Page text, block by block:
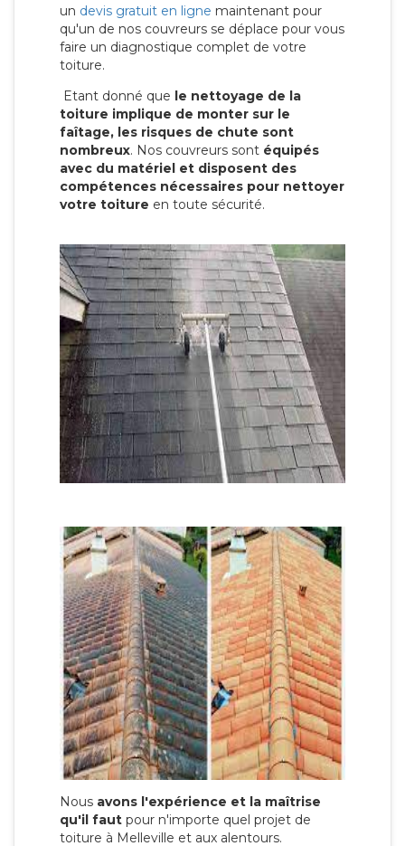
un devis gratuit en ligne maintenant pour
qu'un de nos couvreurs se déplace pour vous
faire un diagnostique complet de votre
toiture.
Etant donné que le nettoyage de la
toiture implique de monter sur le
faîtage, les risques de chute sont
nombreux. Nos couvreurs sont équipés
avec du matériel et disposent des
compétences nécessaires pour nettoyer
votre toiture en toute sécurité.
Nous avons l'expérience et la maîtrise
qu'il faut pour n'importe quel projet de
toiture à Melleville et aux alentours.